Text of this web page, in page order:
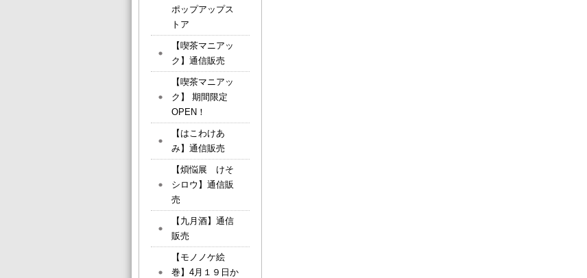
ポップアップス
トア
【喫茶マニアッ
ク】通信販売
【喫茶マニアッ
ク】 期間限定
OPEN！
【はこわけあ
み】通信販売
【煩悩展 けそ
シロウ】通信販
売
【九月酒】通信
販売
【モノノケ絵
巻】4月１９日か